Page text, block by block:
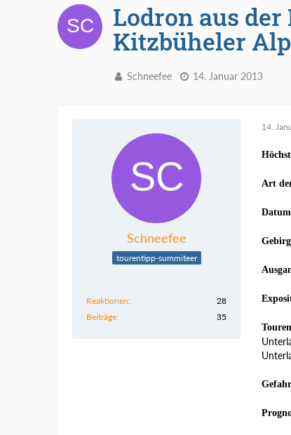
Lodron aus
Kitzbüheler
Schneefee 14. Januar 2013
Schneefee
tourentipp-summiteer
Reaktionen
28
Beiträge
35
14.
Art